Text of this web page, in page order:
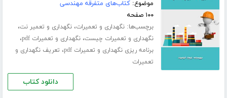
موضوع:کتاب‌های متفرقه مهندسی
۱۰۰ صفحه
برچسب‌ها:نگهداری و تعمیرات،نگهداری و تعمیر نت،
نگهداری و تعمیرات چیست،نگهداری و تعمیرات pdf ،
برنامه ریزی نگهداری و تعمیرات pdf ، تعریف نگهداری و
تعمیرات
دانلود کتاب